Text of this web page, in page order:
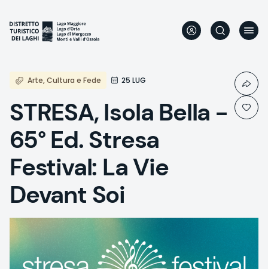
main
content
Arte, Cultura e Fede 25 LUG
STRESA, Isola Bella -
65° Ed. Stresa
Festival: La Vie
Devant Soi